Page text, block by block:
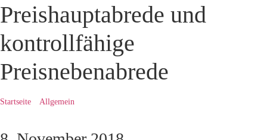
Preishauptabrede und
kontrollfähige
Preisnebenabrede
Startseite Allgemein